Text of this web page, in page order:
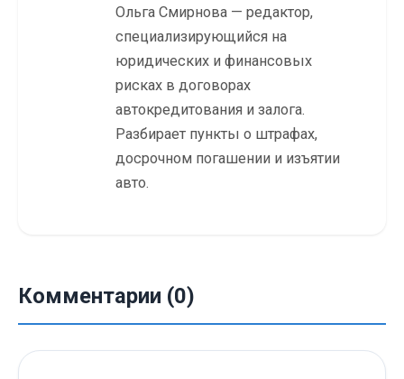
Ольга Смирнова — редактор,
специализирующийся на
юридических и финансовых
рисках в договорах
автокредитования и залога.
Разбирает пункты о штрафах,
досрочном погашении и изъятии
авто.
Комментарии (0)